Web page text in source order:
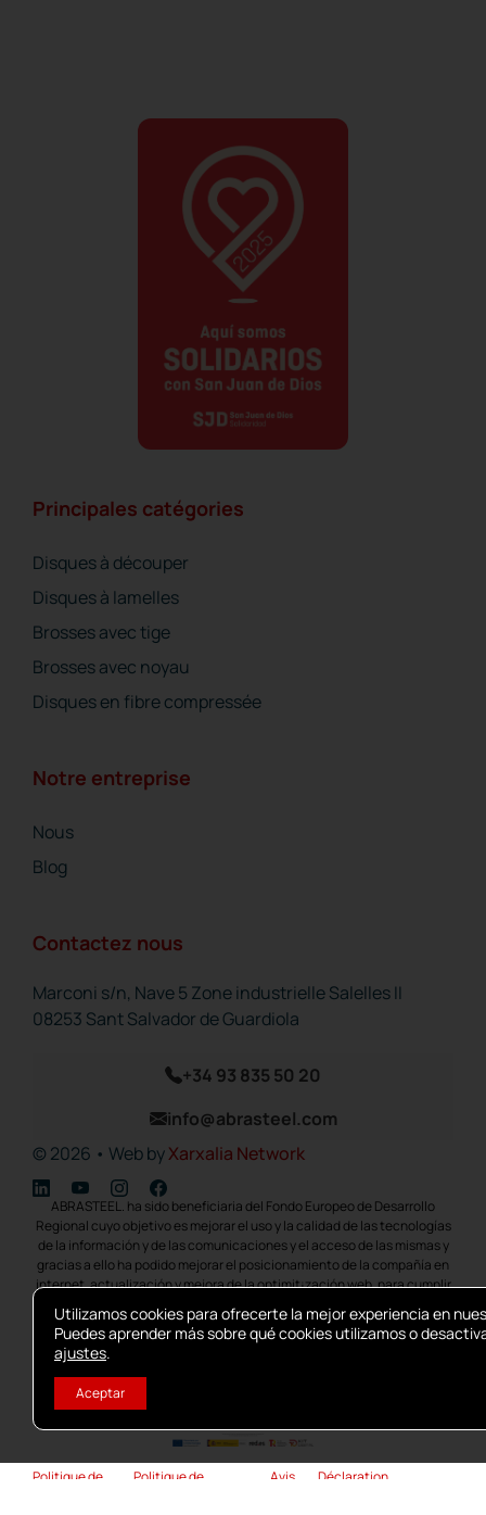
Principales catégories
Disques à découper
Disques à lamelles
Brosses avec tige
Brosses avec noyau
Disques en fibre compressée
Notre entreprise
Nous
Blog
Contactez nous
Marconi s/n, Nave 5 Zone industrielle Salelles II
08253 Sant Salvador de Guardiola
+34 93 835 50 20
info@abrasteel.com
© 2026 • Web byXarxalia Network
ABRASTEEL. ha sido beneficiaria del Fondo Europeo de Desarrollo
Regional cuyo objetivo es mejorar el uso y la calidad de las tecnologías
de la información y de las comunicaciones y el acceso de las mismas y
gracias a ello ha podido mejorar el posicionamiento de la compañía en
internet, actualización y mejora de la optimit¡zación web, para cumplir
con la transformación digital de las PYMES, ayudándolas a integrar
herramientas competitivas para reactivar su actividad, mejorando su
productividad y Competitividad como medida para hacer frente al
impacto económico de la COVID19. La implementación se llevo a cabo
en 2022. Para ello ha contado con el apoyo del programa TIC CÁMARAS
Politique de
Politique de
Avis
Déclaration
Utilizamos cookies para ofrecerte la mejor experiencia en
Puedes aprender más sobre qué cookies utilizamos o
ajustes.
Aceptar